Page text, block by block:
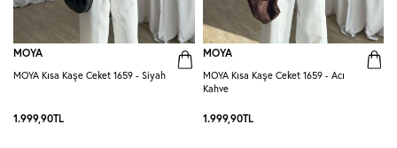
MOYA
MOYA Kısa Kaşe Ceket 1659 - Siyah
1.999,90TL
MOYA
MOYA Kısa Kaşe Ceket 1659 - Acı
Kahve
1.999,90TL